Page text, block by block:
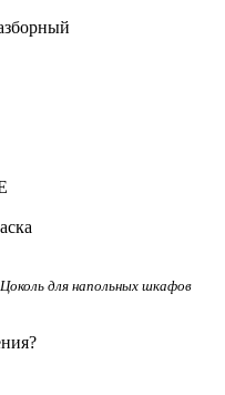
для напольных шкафов